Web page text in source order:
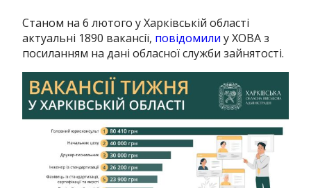
Станом на 6 лютого у Харківській області
актуальні 1890 вакансії, повідомили у ХОВА з
посиланням на дані обласної служби зайнятості.